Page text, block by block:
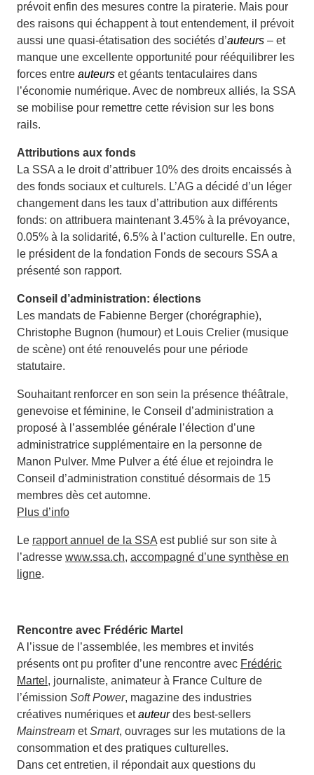
prévoit enfin des mesures contre la piraterie. Mais pour
des raisons qui échappent à tout entendement, il prévoit
aussi une quasi-étatisation des sociétés d’auteurs – et
manque une excellente opportunité pour rééquilibrer les
forces entre auteurs et géants tentaculaires dans
l’économie numérique. Avec de nombreux alliés, la SSA
se mobilise pour remettre cette révision sur les bons
rails.
Attributions aux fonds
La SSA a le droit d’attribuer 10% des droits encaissés à
des fonds sociaux et culturels. L’AG a décidé d’un léger
changement dans les taux d’attribution aux différents
fonds: on attribuera maintenant 3.45% à la prévoyance,
0.05% à la solidarité, 6.5% à l’action culturelle. En outre,
le président de la fondation Fonds de secours SSA a
présenté son rapport.
Conseil d’administration: élections
Les mandats de Fabienne Berger (chorégraphie),
Christophe Bugnon (humour) et Louis Crelier (musique
de scène) ont été renouvelés pour une période
statutaire.
Souhaitant renforcer en son sein la présence théâtrale,
genevoise et féminine, le Conseil d’administration a
proposé à l’assemblée générale l’élection d’une
administratrice supplémentaire en la personne de
Manon Pulver. Mme Pulver a été élue et rejoindra le
Conseil d’administration constitué désormais de 15
membres dès cet automne.
Plus d’info
Le rapport annuel de la SSA est publié sur son site à
l’adresse www.ssa.ch, accompagné d’une synthèse en
ligne.
Rencontre avec Frédéric Martel
A l’issue de l’assemblée, les membres et invités
présents ont pu profiter d’une rencontre avec Frédéric
Martel , journaliste, animateur à France Culture de
l’émission Soft Power, magazine des industries
créatives numériques etauteurdes best-sellers
Mainstream etSmart, ouvrages sur les mutations de la
consommation et des pratiques culturelles.
Dans cet entretien, il répondait aux questions du